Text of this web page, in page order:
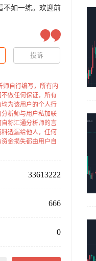
不如一练。欢迎前
投诉
师自行编写，所有内
做任何保证，所有
为该用户的个人行
析师与用户私加联
称汇通分析师的言
透漏给他人，任何
金损失都由用户自
33613222
666
0